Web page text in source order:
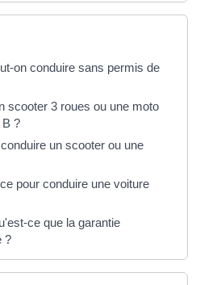
on conduire sans permis de
scooter 3 roues ou une moto
B ?
un scooter ou une
pour conduire une voiture
ce que la garantie
?